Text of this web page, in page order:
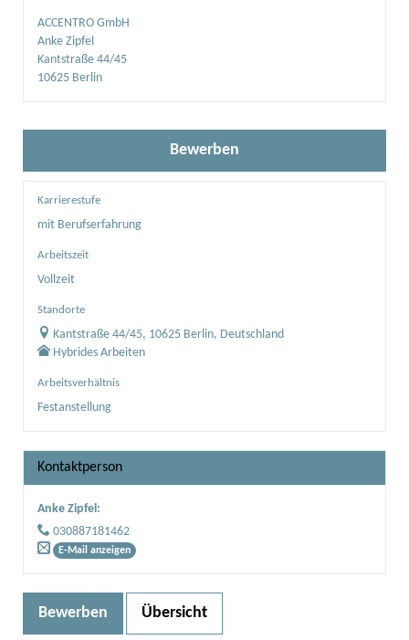
ACCENTRO GmbH
Anke Zipfel
Kantstraße 44/45
10625 Berlin
Bewerben
Karrierestufe
mit Berufserfahrung
Arbeitszeit
Vollzeit
Standorte
Kantstraße 44/45, 10625 Berlin, Deutschland
Hybrides Arbeiten
Arbeitsverhältnis
Festanstellung
Kontaktperson
Anke Zipfel:
030887181462
E-Mail anzeigen
Bewerben Übersicht